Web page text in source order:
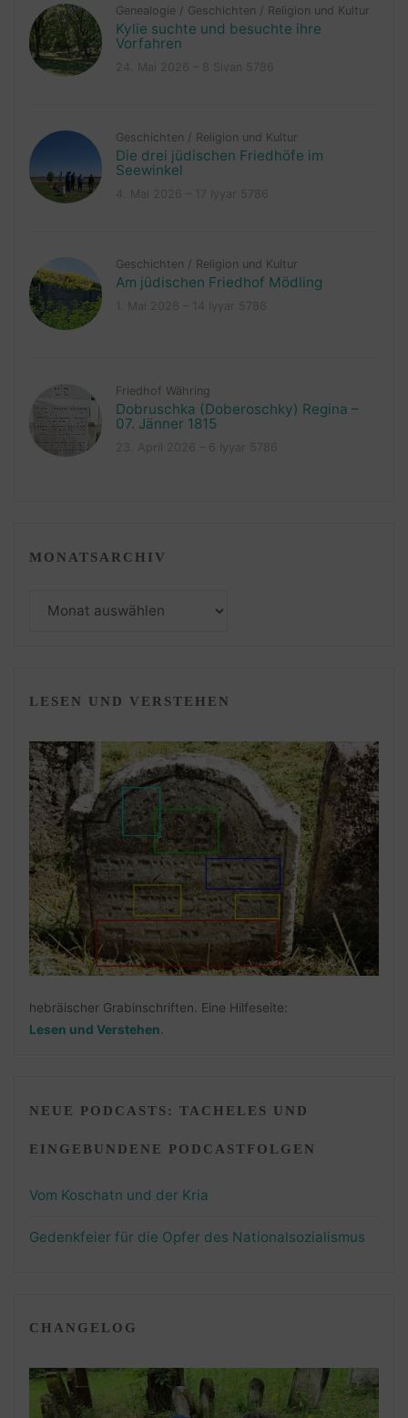
Genealogie / Geschichten / Religion und Kultur
Kylie suchte und besuchte ihre
Vorfahren
Geschichten / Religion und Kultur
Die drei jüdischen Friedhöfe im
Seewinkel
Geschichten / Religion und Kultur
Am jüdischen Friedhof Mödling
Friedhof Währing
Dobruschka (Doberoschky) Regina –
07. Jänner 1815
MONATSARCHIV
Monatsarchiv
LESEN UND VERSTEHEN
hebräischer Grabinschriften. Eine Hilfeseite:
Lesen und Verstehen
NEUE PODCASTS: TACHELES UND
EINGEBUNDENE PODCASTFOLGEN
Vom Koschatn und der Kria
Gedenkfeier für die Opfer des Nationalsozialismus
CHANGELOG